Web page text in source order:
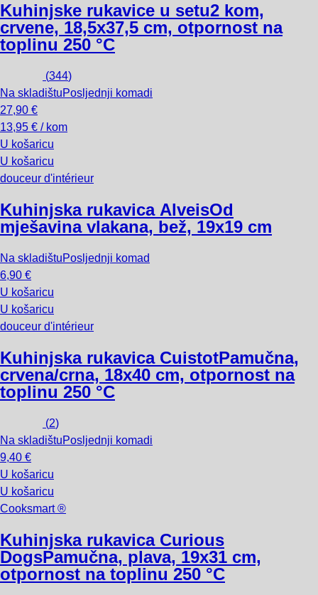
Kuhinjske rukavice u setu2 kom,
crvene, 18,5x37,5 cm, otpornost na
toplinu 250 °C
(344)
Na skladištuPosljednji komadi
27,90 €
13,95 € / kom
U košaricu
U košaricu
douceur d'intérieur
Kuhinjska rukavica AlveisOd
mješavina vlakana, bež, 19x19 cm
Na skladištuPosljednji komad
6,90 €
U košaricu
U košaricu
douceur d'intérieur
Kuhinjska rukavica CuistotPamučna,
crvena/crna, 18x40 cm, otpornost na
toplinu 250 °C
(2)
Na skladištuPosljednji komadi
9,40 €
U košaricu
U košaricu
Cooksmart ®
Kuhinjska rukavica Curious
DogsPamučna, plava, 19x31 cm,
otpornost na toplinu 250 °C